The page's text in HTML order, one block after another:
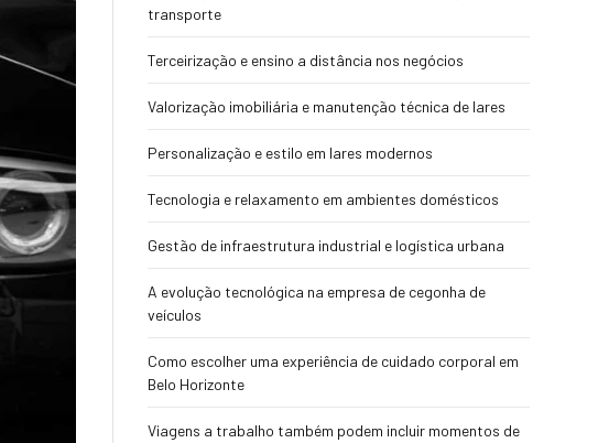
transporte
Terceirização e ensino a distância nos negócios
Valorização imobiliária e manutenção técnica de lares
Personalização e estilo em lares modernos
Tecnologia e relaxamento em ambientes domésticos
Gestão de infraestrutura industrial e logística urbana
A evolução tecnológica na empresa de cegonha de
veículos
Como escolher uma experiência de cuidado corporal em
Belo Horizonte
Viagens a trabalho também podem incluir momentos de